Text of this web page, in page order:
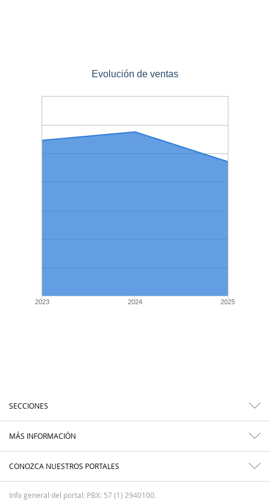
Evolución de ventas
2023 2024 2025
SECCIONES
MÁS INFORMACIÓN
CONOZCA NUESTROS PORTALES
Info general del portal: PBX: 57 (1) 2940100.